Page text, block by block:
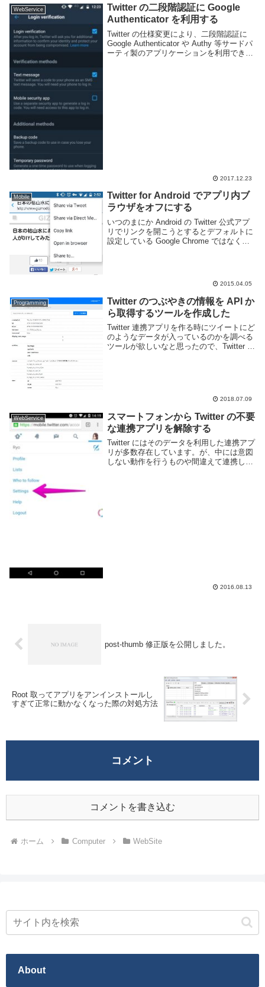
WebService
Twitter の二段階認証に Google
Authenticator を利用する
Twitter の仕様変更により、二段階認証に
Google Authenticator や Authy 等サードパ
ーティ製のアプリケーションを利用できる
2017.12.23
Mobile
Twitter for Android でアプリ内ブ
ラウザをオフにする
いつのまにか Android の Twitter 公式アプ
リでリンクを開こうとするとデフォルトに
設定している Google Chrome ではなく、
2015.04.05
Programming
Twitter のつぶやきの情報を API か
ら取得するツールを作成した
Twitter 連携アプリを作る時にツイートにど
のようなデータが入っているのかを調べる
ツールが欲しいなと思ったので、Twitter の
2018.07.09
WebService
スマートフォンから Twitter の不要
な連携アプリを解除する
Twitter にはそのデータを利用した連携アプ
リが多数存在しています。が、中には意図
しない動作を行うものや間違えて連携して
2016.08.13
post-thumb 修正版を公開しました。
Root 取ってアプリをアンインストールし
すぎて正常に動かなくなった際の対処方法
コメント
コメントを書き込む
ホーム Computer WebSite
About